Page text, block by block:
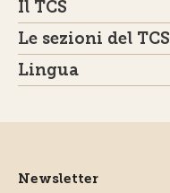
Il TCS
Le sezioni del TCS
Lingua
Newsletter